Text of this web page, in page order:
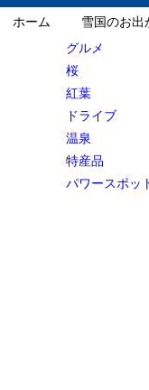
ホーム
雪国のお出
グルメ
桜
紅葉
ドライブ
温泉
特産品
パワースポッ